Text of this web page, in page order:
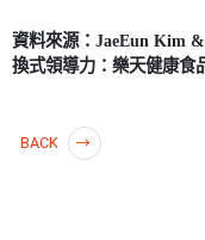
資料來源： JaeEun Kim
換式領導力：樂天健康食
BACK